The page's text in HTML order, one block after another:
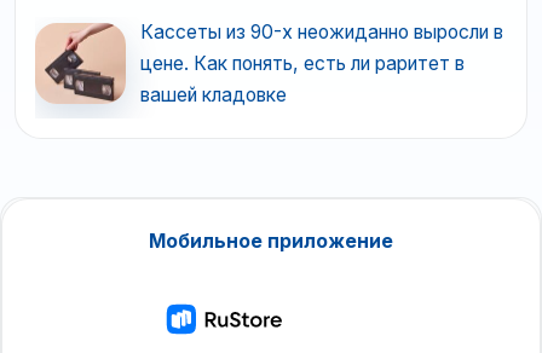
Кассеты из 90-х неожиданно выросли в
цене. Как понять, есть ли раритет в
вашей кладовке
Мобильное приложение